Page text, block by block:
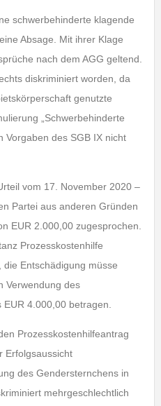
schwerbehinderte klagende
Absage. Mit ihrer Klage
nach dem AGG geltend.
diskriminiert worden, da
genutzte
„Schwerbehinderte
Vorgaben des SGB IX nicht
vom 17. November 2020 –
Partei aus anderen Gründen
EUR 2.000,00 zugesprochen.
Prozesskostenhilfe
Entschädigung müsse
Verwendung des
4.000,00 betragen.
Prozesskostenhilfeantrag
Erfolgsaussicht
des Gendersternchens in
mehrgeschlechtlich